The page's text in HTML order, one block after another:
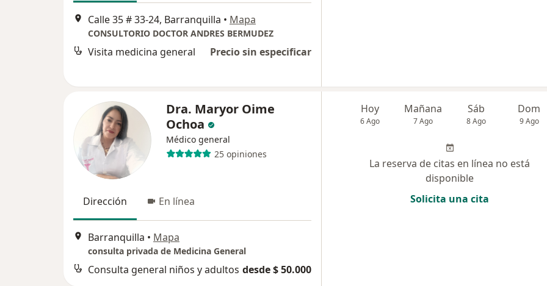
Calle 35 # 33-24, Barranquilla • Mapa
CONSULTORIO DOCTOR ANDRES BERMUDEZ
Visita medicina general Precio sin especificar
Dra. Maryor Oime
Ochoa
Médico general
25 opiniones
Dirección En línea
Barranquilla • Mapa
consulta privada de Medicina General
Consulta general niños y adultos desde $ 50.000
Hoy
6 Ago
Mañana
7 Ago
Sáb
8 Ago
Dom
9 Ago
La reserva de citas en línea no está
disponible
Solicita una cita